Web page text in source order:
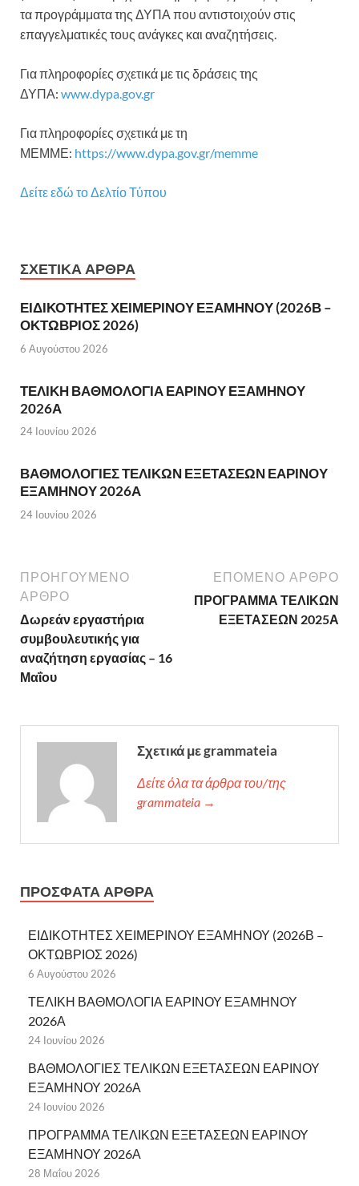
τα προγράμματα της ΔΥΠΑ που αντιστοιχούν στις
επαγγελματικές τους ανάγκες και αναζητήσεις.
Για πληροφορίες σχετικά με τις δράσεις της
ΔΥΠΑ: www.dypa.gov.gr
Για πληροφορίες σχετικά με τη
ΜΕΜΜΕ: https://www.dypa.gov.gr/memme
Δείτε εδώ το Δελτίο Τύπου
ΣΧΕΤΙΚΆ ΆΡΘΡΑ
ΕΙΔΙΚΟΤΗΤΕΣ ΧΕΙΜΕΡΙΝΟΥ ΕΞΑΜΗΝΟΥ (2026Β –
ΟΚΤΩΒΡΙΟΣ 2026)
6 Αυγούστου 2026
ΤΕΛΙΚΗ ΒΑΘΜΟΛΟΓΙΑ ΕΑΡΙΝΟΥ ΕΞΑΜΗΝΟΥ
2026Α
24 Ιουνίου 2026
ΒΑΘΜΟΛΟΓΙΕΣ ΤΕΛΙΚΩΝ ΕΞΕΤΑΣΕΩΝ ΕΑΡΙΝΟΥ
ΕΞΑΜΗΝΟΥ 2026Α
24 Ιουνίου 2026
ΠΡΟΗΓΟΎΜΕΝΟ
ΆΡΘΡΟ
Δωρεάν εργαστήρια
συμβουλευτικής για
αναζήτηση εργασίας – 16
Μαΐου
ΕΠΌΜΕΝΟ ΆΡΘΡΟ
ΠΡΟΓΡΑΜΜΑ ΤΕΛΙΚΩΝ
ΕΞΕΤΑΣΕΩΝ 2025Α
Σχετικά με grammateia
Δείτε όλα τα άρθρα του/της
grammateia →
ΠΡΌΣΦΑΤΑ ΆΡΘΡΑ
ΕΙΔΙΚΟΤΗΤΕΣ ΧΕΙΜΕΡΙΝΟΥ ΕΞΑΜΗΝΟΥ (2026Β –
ΟΚΤΩΒΡΙΟΣ 2026)
6 Αυγούστου 2026
ΤΕΛΙΚΗ ΒΑΘΜΟΛΟΓΙΑ ΕΑΡΙΝΟΥ ΕΞΑΜΗΝΟΥ
2026Α
24 Ιουνίου 2026
ΒΑΘΜΟΛΟΓΙΕΣ ΤΕΛΙΚΩΝ ΕΞΕΤΑΣΕΩΝ ΕΑΡΙΝΟΥ
ΕΞΑΜΗΝΟΥ 2026Α
24 Ιουνίου 2026
ΠΡΟΓΡΑΜΜΑ ΤΕΛΙΚΩΝ ΕΞΕΤΑΣΕΩΝ ΕΑΡΙΝΟΥ
ΕΞΑΜΗΝΟΥ 2026Α
28 Μαΐου 2026